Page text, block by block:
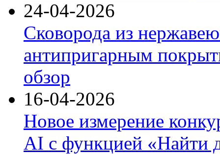
24-04-2026
Сковорода из
антипригарным
обзор
16-04-2026
Новое измерение
AI с функцией «Найти